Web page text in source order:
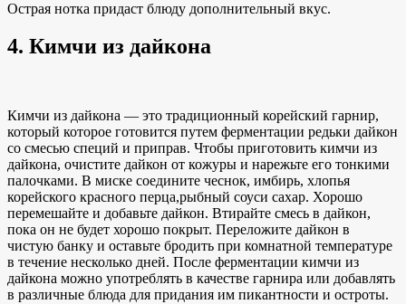
Острая нотка придаст блюду дополнительный вкус.
4. Кимчи из дайкона
Кимчи из дайкона — это традиционный корейский гарнир,
который которое готовится путем ферментации редьки дайкон
со смесью специй и приправ. Чтобы приготовить кимчи из
дайкона, очистите дайкон от кожуры и нарежьте его тонкими
палочками. В миске соедините чеснок, имбирь, хлопья
корейского красного перца,рыбный соуси сахар. Хорошо
перемешайте и добавьте дайкон. Втирайте смесь в дайкон,
пока он не будет хорошо покрыт. Переложите дайкон в
чистую банку и оставьте бродить при комнатной температуре
в течение несколько дней. После ферментации кимчи из
дайкона можно употреблять в качестве гарнира или добавлять
в различные блюда для придания им пикантности и остроты.